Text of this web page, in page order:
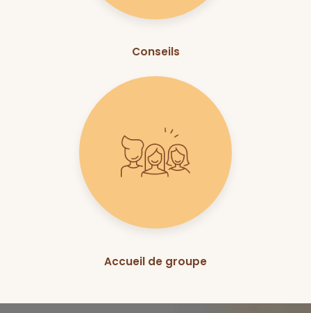
Conseils
Accueil de groupe